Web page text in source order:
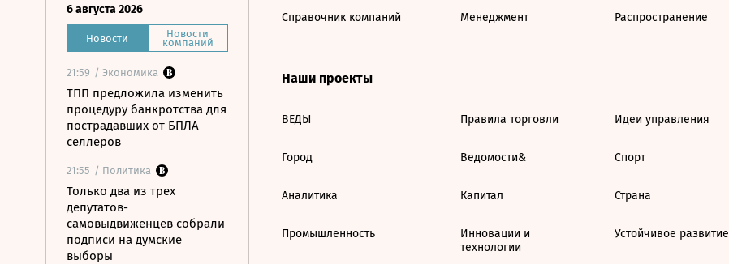
6 августа 2026
Новости Новости
компаний
21:59 / Экономика
ТПП предложила изменить
процедуру банкротства для
пострадавших от БПЛА
селлеров
21:55 / Политика
Только два из трех
депутатов-
самовыдвиженцев собрали
подписи на думские
выборы
Справочник компаний Менеджмент Распространение
Наши проекты
ВЕДЫ
Город
Аналитика
Промышленность
Правила торговли
Ведомости&
Капитал
Инновации и
технологии
Идеи управления
Спорт
Страна
Устойчивое развитие